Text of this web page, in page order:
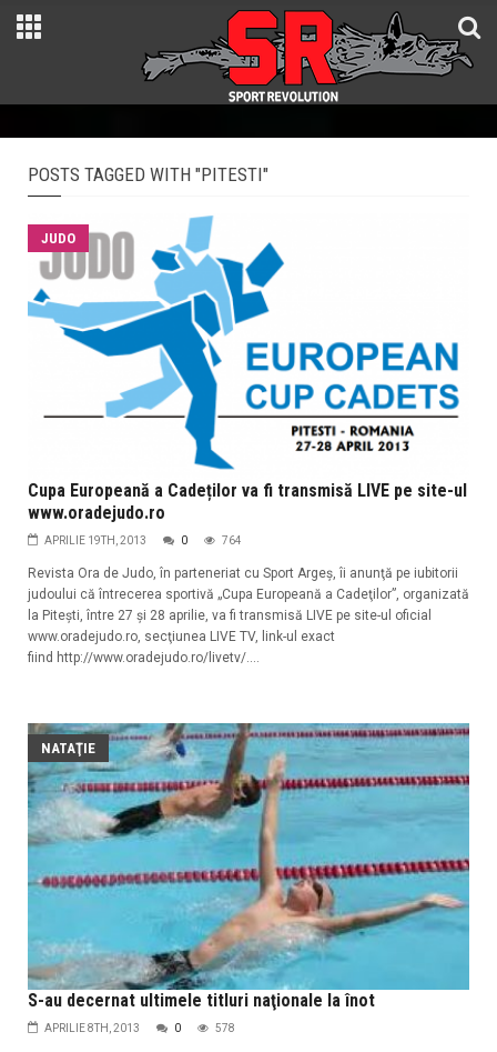
POSTS TAGGED WITH "PITESTI"
JUDO
Cupa Europeană a Cadeților va fi transmisă LIVE pe site-ul
www.oradejudo.ro
APRILIE 19TH, 2013 0 764
Revista Ora de Judo, în parteneriat cu Sport Argeş, îi anunţă pe iubitorii
judoului că întrecerea sportivă „Cupa Europeană a Cadeţilor”, organizată
la Piteşti, între 27 și 28 aprilie, va fi transmisă LIVE pe site-ul oficial
www.oradejudo.ro, secţiunea LIVE TV, link-ul exact
fiind http://www.oradejudo.ro/livetv/....
NATAŢIE
S-au decernat ultimele titluri naţionale la înot
APRILIE 8TH, 2013 0 578